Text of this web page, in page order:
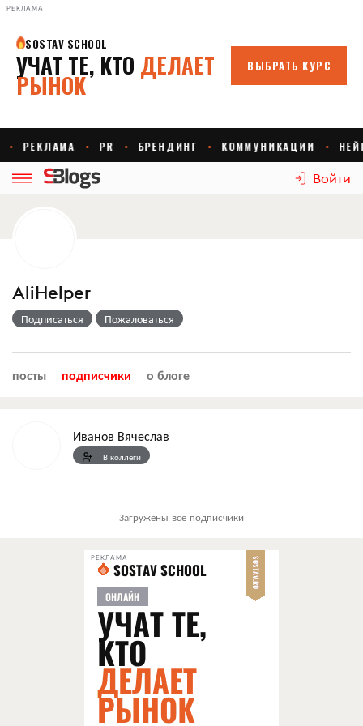
РЕКЛАМА
Войти
AliHelper
Подписаться Пожаловаться
посты подписчики о блоге
Иванов Вячеслав
В коллеги
Загружены все подписчики
РЕКЛАМА